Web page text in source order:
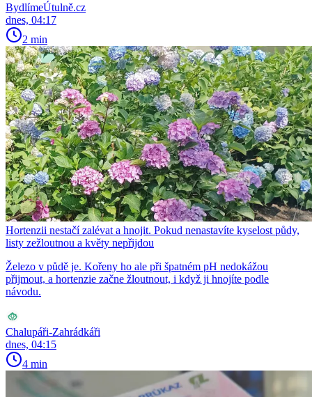
BydlímeÚtulně.cz
dnes, 04:17
2 min
Hortenzii nestačí zalévat a hnojit. Pokud nenastavíte kyselost půdy,
listy zežloutnou a květy nepřijdou
Železo v půdě je. Kořeny ho ale při špatném pH nedokážou
přijmout, a hortenzie začne žloutnout, i když ji hnojíte podle
návodu.
Chalupáři-Zahrádkáři
dnes, 04:15
4 min